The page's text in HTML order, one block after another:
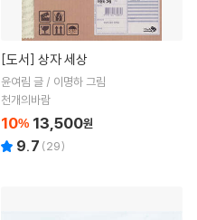
[도서] 상자 세상
윤여림 글 / 이명하 그림
천개의바람
10% 13,500원
9.7 (29)